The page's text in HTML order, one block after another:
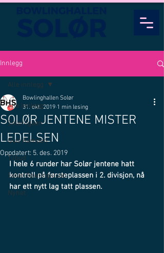
Innlegg
Alle innlegg
Solørligaen
Quiz Kampen
Tilbud
Solør Bowlingklubb
Nyhet
Alle innlegg
SOLØR JENTENE MISTER
LEDELSEN
Bowlinghallen Solør
31. okt. 2019 1 min lesing
Oppdatert: 5. des. 2019
I hele 6 runder har Solør jentene hatt
kontroll på førsteplassen i 2. divisjon, nå
har ett nytt lag tatt plassen.